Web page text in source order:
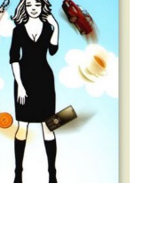
jesienny
stało psica miała
odwołaliśmy,
oswajać z nami i
psa. Udało
i wówczas
na 100%.